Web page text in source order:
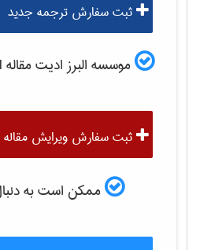
ثبت سفارش ترجمه جدید
موسسه البرز ادیت مقاله ISI
ثبت سفارش ویرایش
ممکن است به